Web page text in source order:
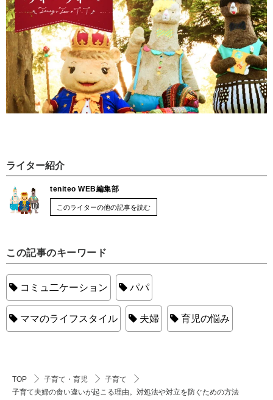
ライター紹介
teniteo WEB編集部
このライターの他の記事を読む
この記事のキーワード
コミュ二ケーション パパ
ママのライフスタイル 夫婦 育児の悩み
TOP 子育て・育児
子育て
子育て夫婦の食い違いが起こる理由。対処法や対立を防ぐための方法